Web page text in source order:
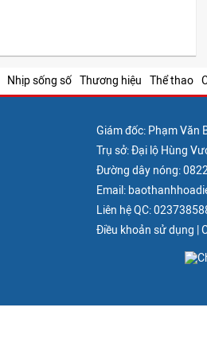
Nhịp sống số Thương hiệu Thể thao
Giám đốc: Phạm Văn
Trụ sở: Đại lộ Hùng
Đường dây nóng:
Email:
Liên hệ QC:
Điều khoản sử dụng